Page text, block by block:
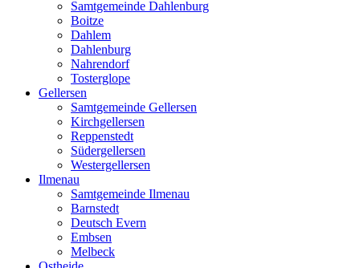
Samtgemeinde Dahlenburg
Boitze
Dahlem
Dahlenburg
Nahrendorf
Tosterglope
Gellersen
Samtgemeinde Gellersen
Kirchgellersen
Reppenstedt
Südergellersen
Westergellersen
Ilmenau
Samtgemeinde Ilmenau
Barnstedt
Deutsch Evern
Embsen
Melbeck